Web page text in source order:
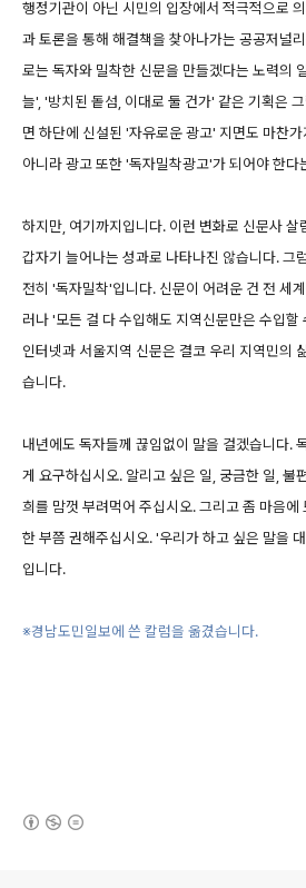
행정기관이 아닌 시민의 입장에서 적극적으로
과 토론을 통해 해결책을 찾아나가는 공공저널
로는 독자와 밀착한 신문을 만들겠다는 노력의
늘', '방치된 돝섬, 이대로 둘 건가' 같은 기획은
면 하단에 신설된 '자유로운 광고' 지면도 마찬
아니라 광고 또한 '독자밀착광고'가 되어야 한다
하지만, 여기까지입니다. 이런 변화로 신문사
갑자기 늘어나는 성과로 나타나진 않습니다. 그
전히 '독자밀착'입니다. 신문이 어려운 건 전 세
러나 '모든 걸 다 수입해도 지역신문만은 수입
인터넷과 서울지역 신문은 결코 우리 지역민의
습니다.
내년에도 독자들께 끊임없이 말을 걸겠습니다.
게 요구하십시오. 알리고 싶은 일, 궁금한 일, 불
희를 맘껏 부려먹어 주십시오. 그리고 좀 마음에
한 부쯤 권해주십시오. '우리가 하고 싶은 말을
입니다.
※경남도민일보에 쓴 칼럼을 옮겼습니다.